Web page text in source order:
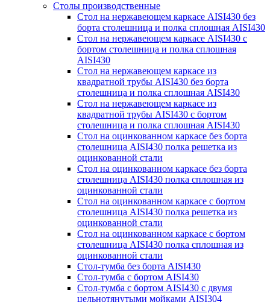
Столы производственные
Стол на нержавеющем каркасе AISI430 без
борта столешница и полка сплошная AISI430
Стол на нержавеющем каркасе AISI430 с
бортом столешница и полка сплошная
AISI430
Стол на нержавеющем каркасе из
квадратной трубы AISI430 без борта
столешница и полка сплошная AISI430
Стол на нержавеющем каркасе из
квадратной трубы AISI430 с бортом
столешница и полка сплошная AISI430
Стол на оцинкованном каркасе без борта
столешница AISI430 полка решетка из
оцинкованной стали
Стол на оцинкованном каркасе без борта
столешница AISI430 полка сплошная из
оцинкованной стали
Стол на оцинкованном каркасе с бортом
столешница AISI430 полка решетка из
оцинкованной стали
Стол на оцинкованном каркасе с бортом
столешница AISI430 полка сплошная из
оцинкованной стали
Стол-тумба без борта AISI430
Стол-тумба с бортом AISI430
Стол-тумба с бортом AISI430 с двумя
цельнотянутыми мойками AISI304